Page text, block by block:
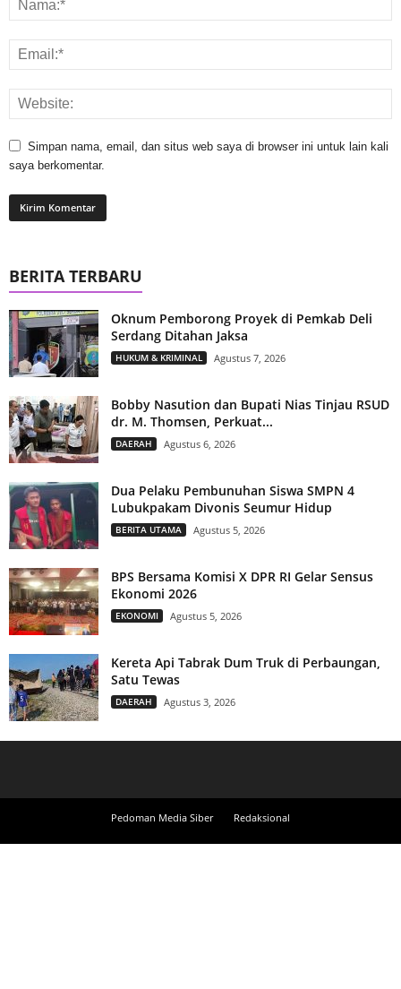
Simpan nama, email, dan situs web saya di browser ini untuk lain kali
saya berkomentar.
BERITA TERBARU
Oknum Pemborong Proyek di Pemkab Deli
Serdang Ditahan Jaksa
HUKUM & KRIMINAL Agustus 7, 2026
Bobby Nasution dan Bupati Nias Tinjau RSUD
dr. M. Thomsen, Perkuat...
DAERAH Agustus 6, 2026
Dua Pelaku Pembunuhan Siswa SMPN 4
Lubukpakam Divonis Seumur Hidup
BERITA UTAMA Agustus 5, 2026
BPS Bersama Komisi X DPR RI Gelar Sensus
Ekonomi 2026
EKONOMI Agustus 5, 2026
Kereta Api Tabrak Dum Truk di Perbaungan,
Satu Tewas
DAERAH Agustus 3, 2026
Pedoman Media Siber Redaksional